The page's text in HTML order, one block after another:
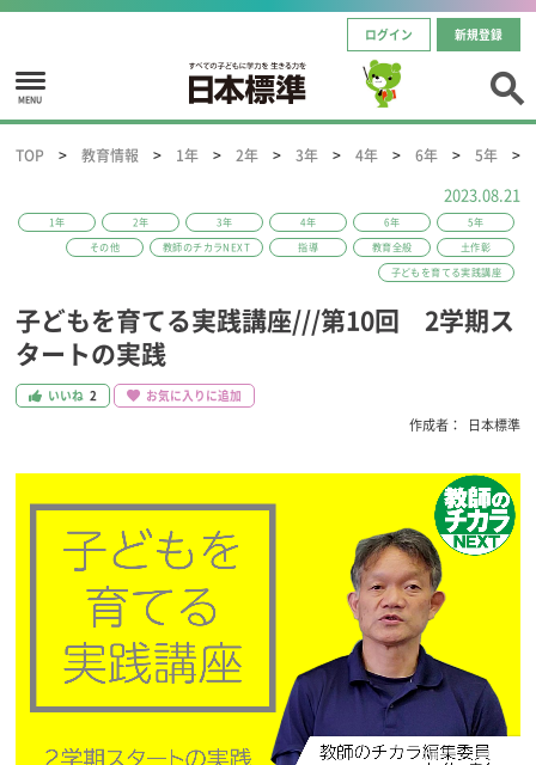
ログイン 新規登録
MENU
TOP 教育情報 1年 2年 3年 4年 6年 5年
子どもを育てる実践講座///第10回 2学期ス
タートの実践
1年 2年 3年 4年 6年 5年
その他 教師のチカラNEXT 指導 教育全般 土作彰
子どもを育てる実践講座
2023.08.21
いいね 2 お気に入りに追加
作成者： 日本標準